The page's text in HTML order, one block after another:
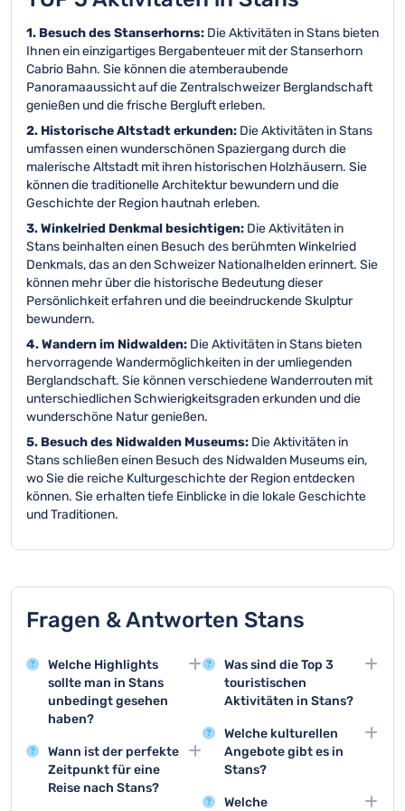
1. Besuch des Stanserhorns: Die Aktivitäten in Stans bieten
Ihnen ein einzigartiges Bergabenteuer mit der Stanserhorn
Cabrio Bahn. Sie können die atemberaubende
Panoramaaussicht auf die Zentralschweizer Berglandschaft
genießen und die frische Bergluft erleben.
2. Historische Altstadt erkunden: Die Aktivitäten in Stans
umfassen einen wunderschönen Spaziergang durch die
malerische Altstadt mit ihren historischen Holzhäusern. Sie
können die traditionelle Architektur bewundern und die
Geschichte der Region hautnah erleben.
3. Winkelried Denkmal besichtigen: Die Aktivitäten in
Stans beinhalten einen Besuch des berühmten Winkelried
Denkmals, das an den Schweizer Nationalhelden erinnert. Sie
können mehr über die historische Bedeutung dieser
Persönlichkeit erfahren und die beeindruckende Skulptur
bewundern.
4. Wandern im Nidwalden: Die Aktivitäten in Stans bieten
hervorragende Wandermöglichkeiten in der umliegenden
Berglandschaft. Sie können verschiedene Wanderrouten mit
unterschiedlichen Schwierigkeitsgraden erkunden und die
wunderschöne Natur genießen.
5. Besuch des Nidwalden Museums: Die Aktivitäten in
Stans schließen einen Besuch des Nidwalden Museums ein,
wo Sie die reiche Kulturgeschichte der Region entdecken
können. Sie erhalten tiefe Einblicke in die lokale Geschichte
und Traditionen.
Fragen & Antworten Stans
Welche Highlights
sollte man in Stans
unbedingt gesehen
haben?
Stans bietet mit dem
Stanserhorn und dem
Winkelried-Denkmal
Wann ist der perfekte
Zeitpunkt für eine
Reise nach Stans?
Was sind die Top 3
touristischen
Aktivitäten in Stans?
Die Stanserhorn-
Cabrio-Bahn, das
Winkelried-Museum und
gehören zu den
Welche kulturellen
Angebote gibt es in
Stans?
Das Winkelried-Museum
Welche